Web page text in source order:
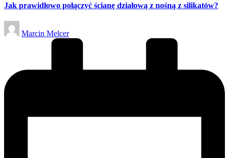
Jak prawidłowo połączyć ścianę działową z nośną z silikatów?
Posted
by
Marcin Melcer